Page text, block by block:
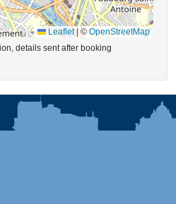
Leaflet ©OpenStreetMap
details sent after booking